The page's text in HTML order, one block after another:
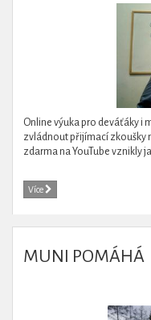
Online výuka pro deváťáky i
zvládnout přijímací zkoušky
zdarma na YouTube vznikly
Více
MUNI POMÁHÁ